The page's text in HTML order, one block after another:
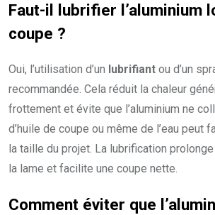
Faut-il lubrifier l’aluminium
coupe ?
Oui, l’utilisation d’un lubrifiant ou d’un
recommandée. Cela réduit la chaleur
frottement et évite que l’aluminium ne
d’huile de coupe ou même de l’eau peut
la taille du projet. La lubrification
la lame et facilite une coupe nette.
Comment éviter que